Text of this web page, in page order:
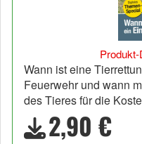
Wann ist eine
Feuerwehr und wann
des Tieres für die
2,90 €